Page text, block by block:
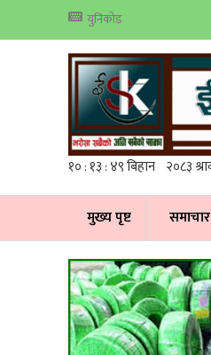
युनिकोड
मुख्य पृष्ट समाचार